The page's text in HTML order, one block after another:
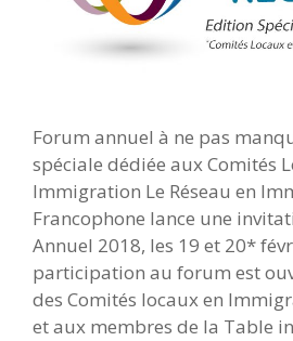
Forum annuel à ne pas
spéciale dédiée aux Comités
Immigration Le Réseau en
Francophone lance une
Annuel 2018, les 19 et 20*
participation au forum est
des Comités locaux en
et aux membres de la Table